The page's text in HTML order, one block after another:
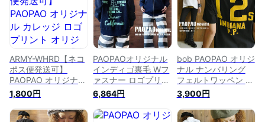
メンズライク バイカ
ー 綿100% コットン
バックプリント ヴィ
ンテージ風 古着風
ユニセックス】【あ
す楽対応】
ラル ゆるカジ カジ
ュアル お買得 セー
ル 激安 バイカー ブ
ラック ネイビー Lサ
イズ レディース】
【あす楽対応】
ジュアル 古着風 ヴ
ィンテージ風 メンズ
ライク ユニセックス
インディアン アイボ
リー ブラック】【あ
す楽対応】
ARMY-WHRD【ネコ
ポス便発送可】
PAOPAO オリジナル
カレッジ ロゴ プリ
ント オリジナル Tシ
ャツ【半袖 重ね着
1,800円
PAOPAOオリジナル
インディゴ裏毛 Wフ
ァスナー ロゴプリン
ト ジップアップパー
カー【zip ハイネッ
ク ジップパーカー
6,864円
bob PAOPAO オリジ
ナル ナンバリング
フェルトワッペン ロ
ゴ Tシャツ【カレッ
ジ 半袖 両面 アメカ
ジ かわいい ナチュ
3,900円